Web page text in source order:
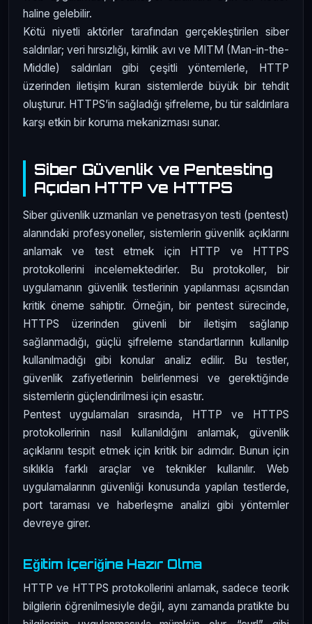
haline gelebilir.
Kötü niyetli aktörler tarafından gerçekleştirilen siber
saldırılar; veri hırsızlığı, kimlik avı ve MITM (Man-in-the-
Middle) saldırıları gibi çeşitli yöntemlerle, HTTP
üzerinden iletişim kuran sistemlerde büyük bir tehdit
oluşturur. HTTPS’in sağladığı şifreleme, bu tür saldırılara
karşı etkin bir koruma mekanizması sunar.
Siber Güvenlik ve Pentesting
Açıdan HTTP ve HTTPS
Siber güvenlik uzmanları ve penetrasyon testi (pentest)
alanındaki profesyoneller, sistemlerin güvenlik açıklarını
anlamak ve test etmek için HTTP ve HTTPS
protokollerini incelemektedirler. Bu protokoller, bir
uygulamanın güvenlik testlerinin yapılanması açısından
kritik öneme sahiptir. Örneğin, bir pentest sürecinde,
HTTPS üzerinden güvenli bir iletişim sağlanıp
sağlanmadığı, güçlü şifreleme standartlarının kullanılıp
kullanılmadığı gibi konular analiz edilir. Bu testler,
güvenlik zafiyetlerinin belirlenmesi ve gerektiğinde
sistemlerin güçlendirilmesi için esastır.
Pentest uygulamaları sırasında, HTTP ve HTTPS
protokollerinin nasıl kullanıldığını anlamak, güvenlik
açıklarını tespit etmek için kritik bir adımdır. Bunun için
sıklıkla farklı araçlar ve teknikler kullanılır. Web
uygulamalarının güvenliği konusunda yapılan testlerde,
port taraması ve haberleşme analizi gibi yöntemler
devreye girer.
Eğitim İçeriğine Hazır Olma
HTTP ve HTTPS protokollerini anlamak, sadece teorik
bilgilerin öğrenilmesiyle değil, aynı zamanda pratikte bu